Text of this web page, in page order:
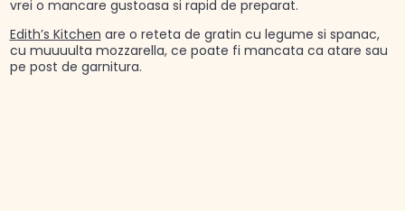
vrei o mancare gustoasa si rapid de preparat.
Edith’s Kitchen are o reteta de gratin cu legume si spanac,
cu muuuulta mozzarella, ce poate fi mancata ca atare sau
pe post de garnitura.